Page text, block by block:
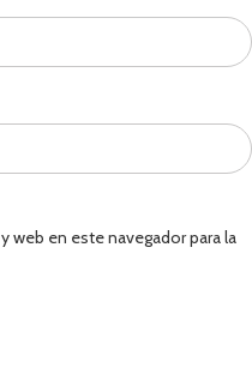
web en este navegador para la